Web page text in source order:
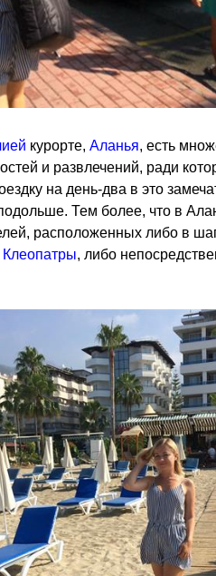
курорте, Аланья, есть
и развлечений, ради
на день-два в это
Тем более, что в
расположенных либо в
, либо